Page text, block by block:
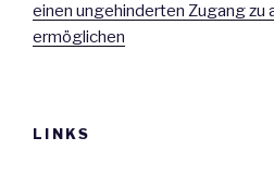
einen ungehinderten Zugang zu
ermöglichen
LINKS